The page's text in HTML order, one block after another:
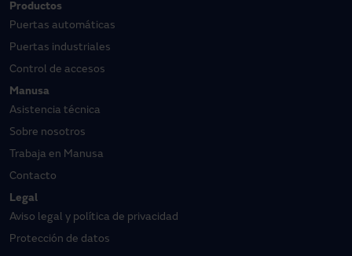
Productos
Puertas automáticas
Puertas industriales
Control de accesos
Manusa
Asistencia técnica
Sobre nosotros
Trabaja en Manusa
Contacto
Legal
Aviso legal y política de privacidad
Protección de datos